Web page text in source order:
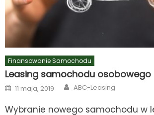
Finansowanie Samochodu
Leasing samochodu osobowego
Posted
on
11 maja, 2019 Author
ABC-Leasing
Wybranie nowego samochodu w